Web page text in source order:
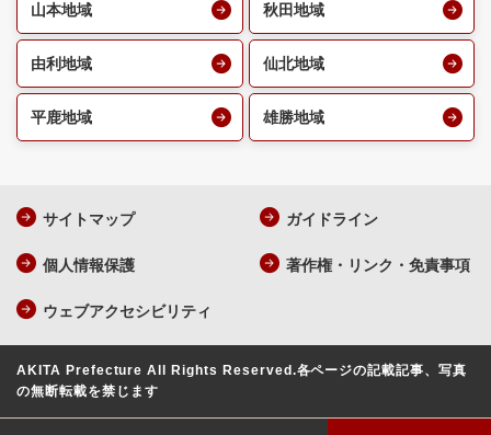
山本地域 秋田地域
由利地域 仙北地域
平鹿地域 雄勝地域
サイトマップ ガイドライン
個人情報保護 著作権・リンク・免責事項
ウェブアクセシビリティ
AKITA Prefecture All Rights Reserved.各ページの記載記事、写真
の無断転載を禁じます